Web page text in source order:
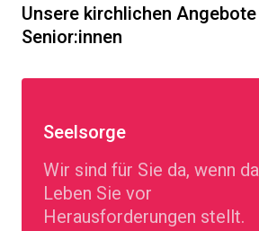
Unsere kirchlichen
Senior:innen
Seelsorge
Wir sind für Sie da, wenn
Leben Sie vor
Herausforderungen stellt.